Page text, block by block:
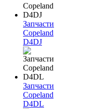
Запчасти
Copeland
D4DJ
Запчасти
Copeland
D4DL